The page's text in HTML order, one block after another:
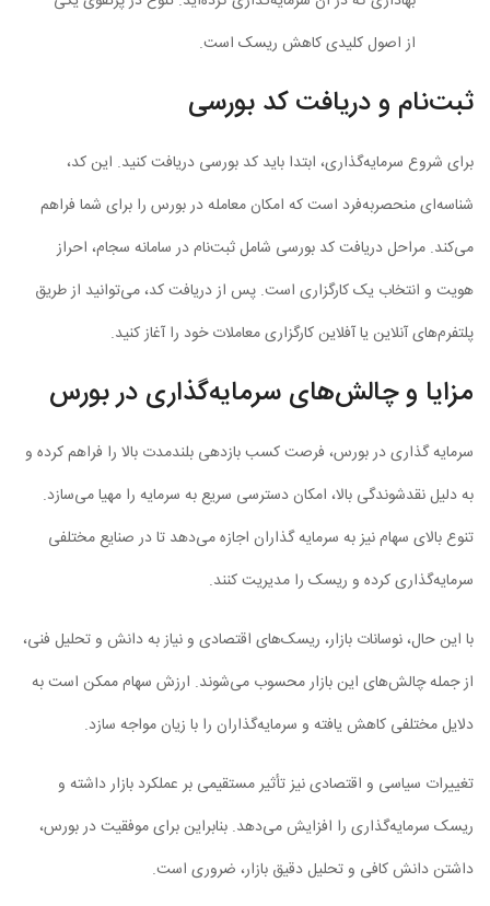
از اصول کلیدی کاهش ریسک است.
ثبت‌نام و دریافت کد بورسی
برای شروع سرمایه‌گذاری، ابتدا باید کد بورسی دریافت کنید. این کد،
شناسه‌ای منحصر‌به‌فرد است که امکان معامله در بورس را برای شما فراهم
می‌کند. مراحل دریافت کد بورسی شامل ثبت‌نام در سامانه سجام، احراز
هویت و انتخاب یک کارگزاری است. پس از دریافت کد، می‌توانید از طریق
پلتفرم‌های آنلاین یا آفلاین کارگزاری معاملات خود را آغاز کنید.
مزایا و چالش‌های سرمایه‌گذاری در بورس
سرمایه گذاری در بورس، فرصت کسب بازدهی بلندمدت بالا را فراهم کرده و
به دلیل نقدشوندگی بالا، امکان دسترسی سریع به سرمایه را مهیا می‌سازد.
تنوع بالای سهام نیز به سرمایه گذاران اجازه می‌دهد تا در صنایع مختلفی
سرمایه‌گذاری کرده و ریسک را مدیریت کنند.
با این حال، نوسانات بازار، ریسک‌های اقتصادی و نیاز به دانش و تحلیل فنی،
از جمله چالش‌های این بازار محسوب می‌شوند. ارزش سهام ممکن است به
دلایل مختلفی کاهش یافته و سرمایه‌گذاران را با زیان مواجه سازد.
تغییرات سیاسی و اقتصادی نیز تأثیر مستقیمی بر عملکرد بازار داشته و
ریسک سرمایه‌گذاری را افزایش می‌دهد. بنابراین برای موفقیت در بورس،
داشتن دانش کافی و تحلیل دقیق بازار، ضروری است.